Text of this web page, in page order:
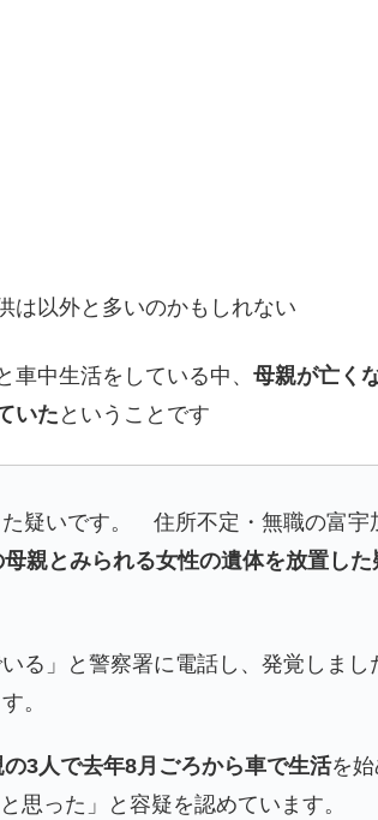
は以外と多いのかもしれない
中生活をしている中、 母親が亡く
いた ということです
疑いです。 住所不定・無職の富宇
親とみられる女性の遺体を放置した
る」と警察署に電話し、発覚しまし
。
3人で去年8月ごろから車で生活を始
思った」と容疑を認めています。